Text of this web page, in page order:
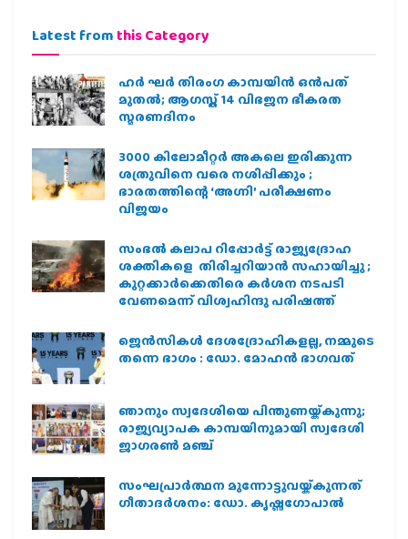
Latest from this Category
ഹര്‍ ഘര്‍ തിരംഗ കാമ്പയിന്‍ ഒന്‍പത്
മുതല്‍; ആഗസ്ത് 14 വിഭജന ഭീകരത
സ്മരണദിനം
3000 കിലോമീറ്റർ അകലെ ഇരിക്കുന്ന
ശത്രുവിനെ വരെ നശിപ്പിക്കും ;
ഭാരതത്തിന്റെ ‘അഗ്നി’ പരീക്ഷണം
വിജയം
സംഭൽ കലാപ റിപ്പോർട്ട് രാജ്യദ്രോഹ
ശക്തികളെ തിരിച്ചറിയാൻ സഹായിച്ചു ;
കുറ്റക്കാർക്കെതിരെ കർശന നടപടി
വേണമെന്ന് വിശ്വഹിന്ദു പരിഷത്ത്
ജെന്‍സികള്‍ ദേശദ്രോഹികളല്ല, നമ്മുടെ
തന്നെ ഭാഗം : ഡോ. മോഹന്‍ ഭാഗവത്
ഞാനും സ്വദേശിയെ പിന്തുണയ്ക്കുന്നു;
രാജ്യവ്യാപക കാമ്പയിനുമായി സ്വദേശി
ജാഗരണ്‍ മഞ്ച്
സംഘപ്രാര്‍ത്ഥന മുന്നോട്ടുവയ്ക്കുന്നത്
ഗീതാദര്‍ശനം: ഡോ. കൃഷ്ണഗോപാല്‍